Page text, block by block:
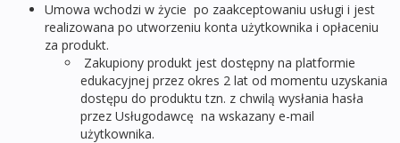
Umowa wchodzi w życie po zaakceptowaniu usługi i jest
realizowana po utworzeniu konta użytkownika i opłaceniu
za produkt.
Zakupiony produkt jest dostępny na platformie
edukacyjnej przez okres 2 lat od momentu uzyskania
dostępu do produktu tzn. z chwilą wysłania hasła
przez Usługodawcę na wskazany e-mail
użytkownika.